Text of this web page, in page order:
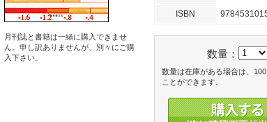
月刊誌と書籍は一緒に購入できませ
ん。申し訳ありませんが、別々にご購
入下さい。
ISBN
数量：
数量は在庫がある場合は、
ことができます。